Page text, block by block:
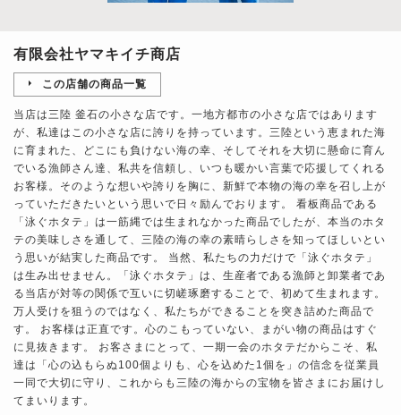
有限会社ヤマキイチ商店
この店舗の商品一覧
当店は三陸 釜石の小さな店です。一地方都市の小さな店ではあります
が、私達はこの小さな店に誇りを持っています。三陸という恵まれた海
に育まれた、どこにも負けない海の幸、そしてそれを大切に懸命に育ん
でいる漁師さん達、私共を信頼し、いつも暖かい言葉で応援してくれる
お客様。そのような想いや誇りを胸に、新鮮で本物の海の幸を召し上が
っていただきたいという思いで日々励んでおります。 看板商品である
「泳ぐホタテ」は一筋縄では生まれなかった商品でしたが、本当のホタ
テの美味しさを通して、三陸の海の幸の素晴らしさを知ってほしいとい
う思いが結実した商品です。 当然、私たちの力だけで「泳ぐホタテ」
は生み出せません。「泳ぐホタテ」は、生産者である漁師と卸業者であ
る当店が対等の関係で互いに切嵯琢磨することで、初めて生まれます。
万人受けを狙うのではなく、私たちができることを突き詰めた商品で
す。 お客様は正直です。心のこもっていない、まがい物の商品はすぐ
に見抜きます。 お客さまにとって、一期一会のホタテだからこそ、私
達は「心の込もらぬ100個よりも、心を込めた1個を」の信念を従業員
一同で大切に守り、これからも三陸の海からの宝物を皆さまにお届けし
てまいります。